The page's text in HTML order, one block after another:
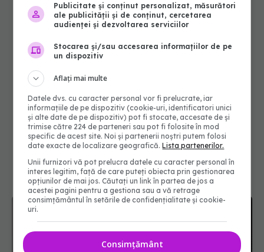
Publicitate și conținut personalizat, măsurători
ale publicității și de conținut, cercetarea
audienței și dezvoltarea serviciilor
Stocarea și/sau accesarea informațiilor de pe
un dispozitiv
Aflați mai multe
Datele dvs. cu caracter personal vor fi prelucrate, iar
informațiile de pe dispozitiv (cookie-uri, identificatori unici
și alte date de pe dispozitiv) pot fi stocate, accesate de și
trimise către 224 de parteneri sau pot fi folosite în mod
specific de acest site. Noi și partenerii noștri putem folosi
date exacte de localizare geografică.Lista partenerilor.
Unii furnizori vă pot prelucra datele cu caracter personal în
interes legitim, față de care puteți obiecta prin gestionarea
opțiunilor de mai jos. Căutați un link în partea de jos a
acestei pagini pentru a gestiona sau a vă retrage
consimțământul în setările de confidențialitate și cookie-
uri.
Consimțământ